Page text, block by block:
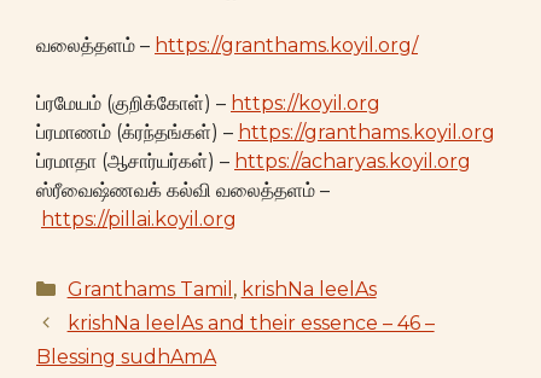
வலைத்தளம் – https://granthams.koyil.org/
ப்ரமேயம் (குறிக்கோள்) – https://koyil.org
ப்ரமாணம் (க்ரந்தங்கள்) – https://granthams.koyil.org
ப்ரமாதா (ஆசார்யர்கள்) – https://acharyas.koyil.org
ஸ்ரீவைஷ்ணவக் கல்வி வலைத்தளம் –
https://pillai.koyil.org
Categories
Granthams Tamil , krishNa leelAs
krishNa leelAs and their essence – 46 –
Blessing sudhAmA